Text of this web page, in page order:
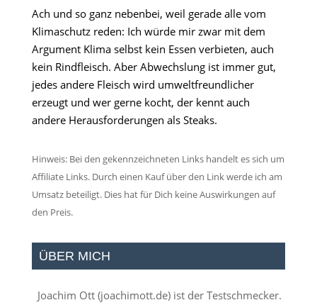
Ach und so ganz nebenbei, weil gerade alle vom
Klimaschutz reden: Ich würde mir zwar mit dem
Argument Klima selbst kein Essen verbieten, auch
kein Rindfleisch. Aber Abwechslung ist immer gut,
jedes andere Fleisch wird umweltfreundlicher
erzeugt und wer gerne kocht, der kennt auch
andere Herausforderungen als Steaks.
Hinweis: Bei den gekennzeichneten Links handelt es sich um
Affiliate Links. Durch einen Kauf über den Link werde ich am
Umsatz beteiligt. Dies hat für Dich keine Auswirkungen auf
den Preis.
ÜBER MICH
Joachim Ott (joachimott.de) ist der Testschmecker.